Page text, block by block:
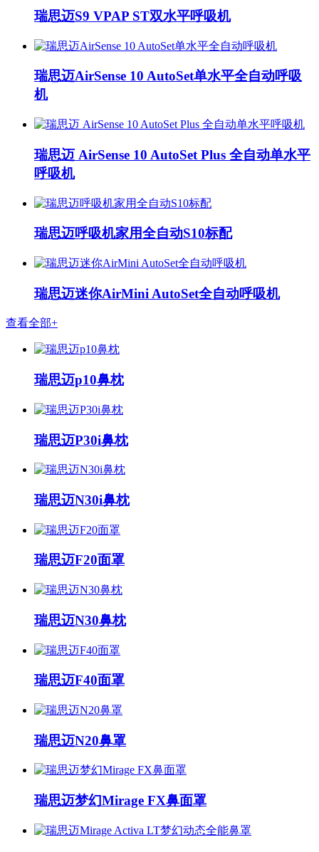
瑞思迈S9 VPAP ST双水平呼吸机
瑞思迈AirSense 10 AutoSet单水平全自动呼吸
机
瑞思迈 AirSense 10 AutoSet Plus 全自动单水平
呼吸机
瑞思迈呼吸机家用全自动S10标配
瑞思迈迷你AirMini AutoSet全自动呼吸机
查看全部+
瑞思迈p10鼻枕
瑞思迈P30i鼻枕
瑞思迈N30i鼻枕
瑞思迈F20面罩
瑞思迈N30鼻枕
瑞思迈F40面罩
瑞思迈N20鼻罩
瑞思迈梦幻Mirage FX鼻面罩